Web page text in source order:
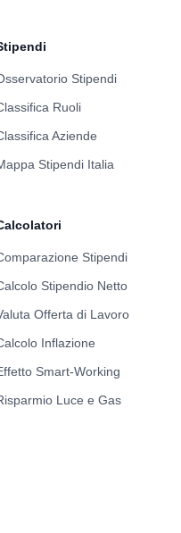
Stipendi
Ruoli
Aziende
Stipendi Italia
Stipendi
Stipendio Netto
Offerta di Lavoro
Inflazione
Smart-Working
Luce e Gas